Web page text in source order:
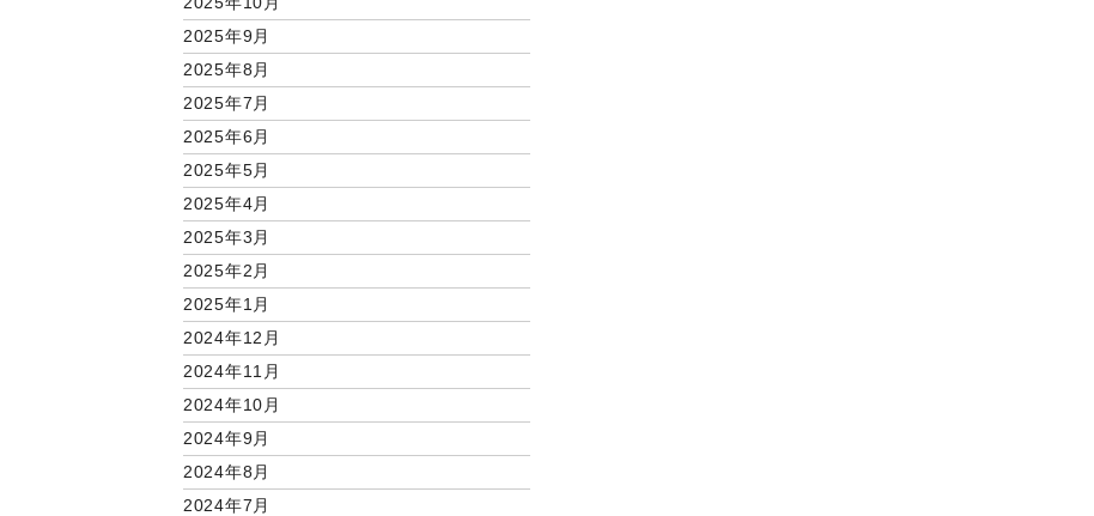
2025年9月
2025年8月
2025年7月
2025年6月
2025年5月
2025年4月
2025年3月
2025年2月
2025年1月
2024年12月
2024年11月
2024年10月
2024年9月
2024年8月
2024年7月